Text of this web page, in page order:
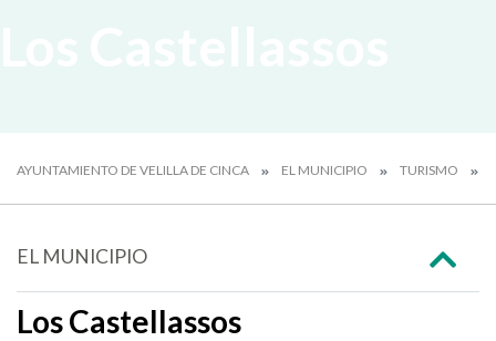
AYUNTAMIENTO DE VELILLA DE CINCA EL MUNICIPIO TURISMO
EL MUNICIPIO
Los Castellassos